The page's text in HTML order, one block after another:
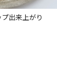
出来上がり